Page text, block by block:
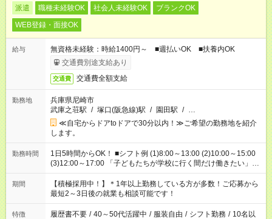
派遣 職種未経験OK 社会人未経験OK
ブランクOK
WEB登録・面接OK
給与
無資格未経験：時給1400円～ ■週払いOK ■扶養内OK
交通費別途支給あり
交通費 交通費全額支給
勤務地
兵庫県尼崎市
武庫之荘駅 / 塚口(阪急線)駅 / 園田駅 / …
≪自宅からドアtoドアで30分以内！≫ご希望の勤務地を紹介
します。
勤務時間
1日5時間からOK！ ■シフト例 (1)8:00～13:00 (2)10:00～15:00
(3)12:00～17:00 「子どもたちが学校に行く間だけ働きたい」
「余裕を持って夕飯の準備がしたい」 「午前中は働いて、午後
はプライベートの時間にしたい」 など、ご希望を教えてくださ
いね。 ※Wワーク希望の方へ 今ご覧のお仕事で希望する勤務時
間と、もう1つのお仕事の勤務時間。 合計で週40時間を超える
場合は応募できません。
期間
【積極採用中！】＊1年以上勤務している方が多数！ご応募から
最短2～3日後の就業も相談可能です！
特徴 履歴書不要 / 40～50代活躍中 / 服装自由 / シフト勤務 / 10名以